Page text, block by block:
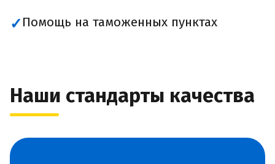
✓ Помощь на таможенных пунктах
Наши стандарты качества